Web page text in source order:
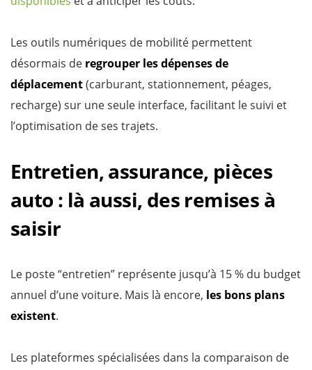
Les outils numériques de mobilité permettent
désormais de regrouper les dépenses de
déplacement(carburant, stationnement, péages,
recharge) sur une seule interface, facilitant le suivi et
l’optimisation de ses trajets.
Entretien, assurance, pièces
auto : là aussi, des remises à
saisir
Le poste “entretien” représente jusqu’à 15 % du budget
annuel d’une voiture. Mais là encore, les bons plans
existent.
Les plateformes spécialisées dans la comparaison de